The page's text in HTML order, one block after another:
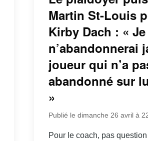
Martin St-Louis
Kirby Dach : « Je
n’abandonnerai
joueur qui n’a
abandonné sur
»
Publié le dimanche 26 avril à
Pour le coach, pas